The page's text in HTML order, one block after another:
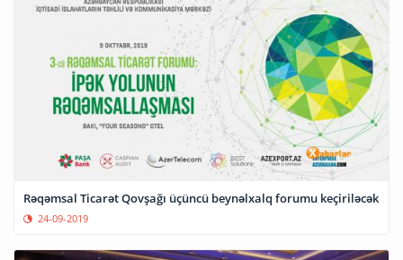
Rəqəmsal Ticarət Qovşağı üçüncü beynəlxalq forumu keçiriləcək
24-09-2019